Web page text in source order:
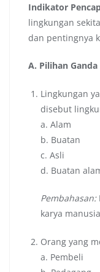
Indikator
lingkungan
dan pentingnya
A. Pilihan Ganda
Lingkungan
disebut
a. Alam
b. Buatan
c. Asli
d. Buatan
Pembahasan:
karya
Orang yang
a. Pembeli